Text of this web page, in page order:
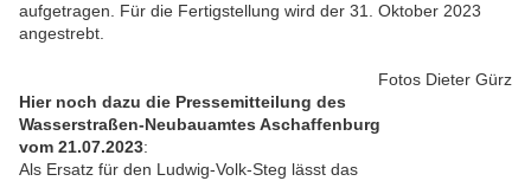
aufgetragen. Für die Fertigstellung wird der 31. Oktober 2023
angestrebt.
Fotos Dieter Gürz
Hier noch dazu die Pressemitteilung des
Wasserstraßen-Neubauamtes Aschaffenburg
vom 21.07.2023:
Als Ersatz für den Ludwig-Volk-Steg lässt das